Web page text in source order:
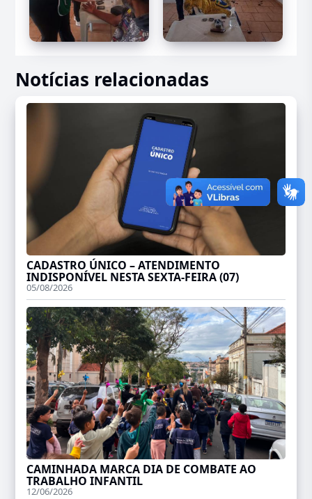
Notícias relacionadas
CADASTRO ÚNICO – ATENDIMENTO
INDISPONÍVEL NESTA SEXTA-FEIRA (07)
05/08/2026
CAMINHADA MARCA DIA DE COMBATE AO
TRABALHO INFANTIL
12/06/2026